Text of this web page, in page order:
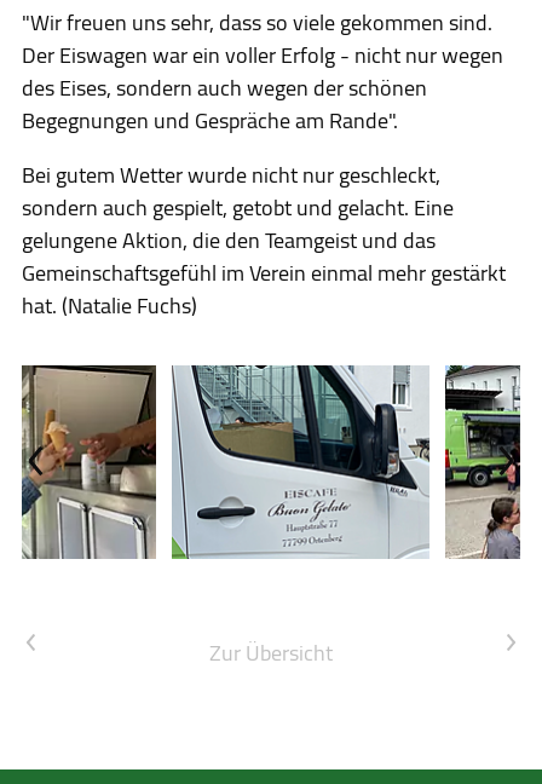
"Wir freuen uns sehr, dass so viele gekommen sind.
Der Eiswagen war ein voller Erfolg - nicht nur wegen
des Eises, sondern auch wegen der schönen
Begegnungen und Gespräche am Rande".
Bei gutem Wetter wurde nicht nur geschleckt,
sondern auch gespielt, getobt und gelacht. Eine
gelungene Aktion, die den Teamgeist und das
Gemeinschaftsgefühl im Verein einmal mehr gestärkt
hat. (Natalie Fuchs)
Vorheriger Artikel Zur Übersicht Nächster Artikel